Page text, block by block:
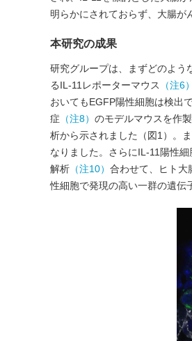
明らかにされておらず、大腸が
本研究の成果
研究グループは、まずどのよう
るIL-11レポーターマウス
（注6）
おいてもEGFP陽性細胞は検出
症 （注8） のモデルマウスを作
析から示されました（図1）。
なりました。さらにIL-11陽性
解析 （注10） 合わせて、ヒト大
性細胞で発現の高い一群の遺伝